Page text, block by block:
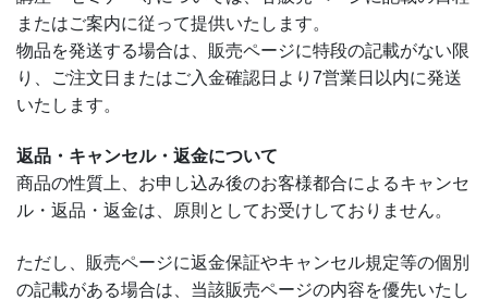
またはご案内に従って提供いたします。
物品を発送する場合は、販売ページに特段の記載がない限
り、ご注文日またはご入金確認日より7営業日以内に発送
いたします。
返品・キャンセル・返金について
商品の性質上、お申し込み後のお客様都合によるキャンセ
ル・返品・返金は、原則としてお受けしておりません。
ただし、販売ページに返金保証やキャンセル規定等の個別
の記載がある場合は、当該販売ページの内容を優先いたし